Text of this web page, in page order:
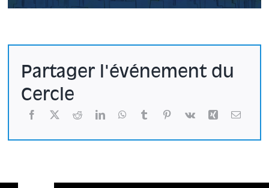
Partager l'événement du
Cercle